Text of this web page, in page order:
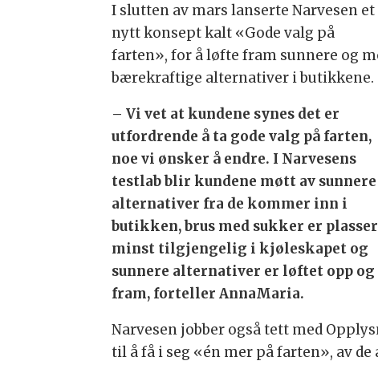
I slutten av mars lanserte Narvesen et
nytt konsept kalt «Gode valg på
farten», for å løfte fram sunnere og
bærekraftige alternativer i butikkene.
– Vi vet at kundene synes det er
utfordrende å ta gode valg på farten,
noe vi ønsker å endre. I Narvesens
testlab blir kundene møtt av sunnere
alternativer fra de kommer inn i
butikken, brus med sukker er
minst tilgjengelig i kjøleskapet og
sunnere alternativer er løftet opp og
fram, forteller AnnaMaria.
Narvesen jobber også tett med
til å få i seg «én mer på farten», av